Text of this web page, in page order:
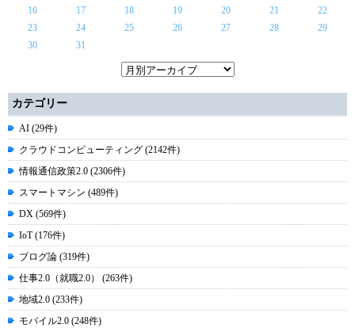
16
17 18 19 20 21
22
23
24 25 26 27 28
29
30
31
カテゴリー
AI (29件)
クラウドコンピューティング (2142件)
情報通信政策2.0 (2306件)
スマートマシン (489件)
DX (569件)
IoT (176件)
ブログ論 (319件)
仕事2.0（就職2.0） (263件)
地域2.0 (233件)
モバイル2.0 (248件)